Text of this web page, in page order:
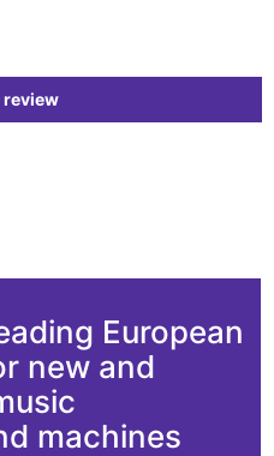
review
European
new and
machines